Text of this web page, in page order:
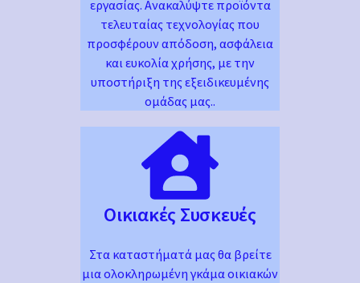
εργασίας. Ανακαλύψτε προϊόντα
τελευταίας τεχνολογίας που
προσφέρουν απόδοση, ασφάλεια
και ευκολία χρήσης, με την
υποστήριξη της εξειδικευμένης
ομάδας μας..
Οικιακές Συσκευές
Στα καταστήματά μας θα βρείτε
μια ολοκληρωμένη γκάμα οικιακών